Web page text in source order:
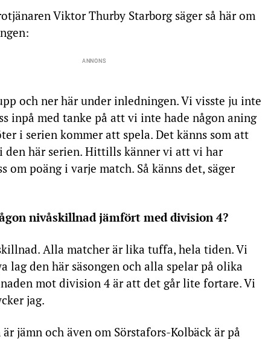
Viktor Thurby Starborg säger så här om
och ner här under inledningen. Vi visste ju inte
inpå med tanke på att vi inte hade någon aning
i serien kommer att spela. Det känns som att
den här serien. Hittills känner vi att vi har
om poäng i varje match. Så känns det, säger
nivåskillnad jämfört med division 4?
Alla matcher är lika tuffa, hela tiden. Vi
lag den här säsongen och alla spelar på olika
mot division 4 är att det går lite fortare. Vi
jag.
jämn och även om Sörstafors-Kolbäck är på